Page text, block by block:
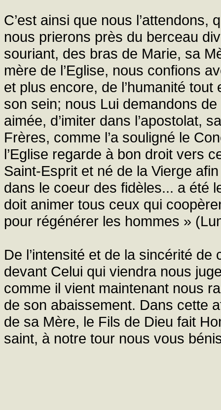
C’est ainsi que nous l’attendons,
nous prierons près du berceau
souriant, des bras de Marie, sa
mère de l’Eglise, nous confions
et plus encore, de l’humanité
son sein; nous Lui demandons de
aimée, d’imiter dans l’apostolat,
Frères, comme l’a souligné le
l’Eglise regarde à bon droit vers
Saint-Esprit et né de la Vierge
dans le coeur des fidèles... a été
doit animer tous ceux qui
pour régénérer les hommes »
De l’intensité et de la sincérité
devant Celui qui viendra nous
comme il vient maintenant nous
de son abaissement. Dans cette
de sa Mère, le Fils de Dieu fait
saint, à notre tour nous vous